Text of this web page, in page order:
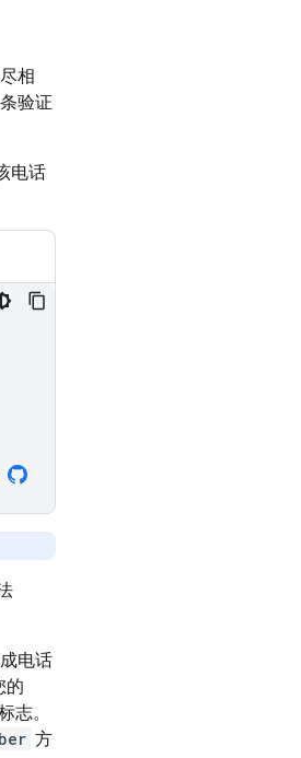
相
验证
电话
电话
的
志。
方